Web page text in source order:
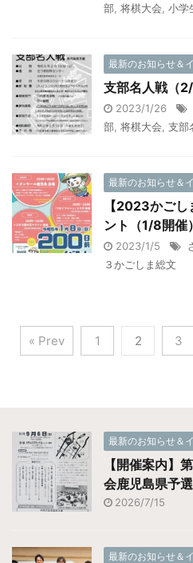
部 将棋大会 小学
最新のお知らせ＆
支部名人戦（
2023/1/26
部 将棋大会 支部
最新のお知らせ＆
【2023かご
ント（1/8開催
2023/1/5
３かごしま総文
« Prev 1 2 3
最新のお知らせ＆
【開催案内】
会鹿児島県予選
2026/7/15
最新のお知らせ＆